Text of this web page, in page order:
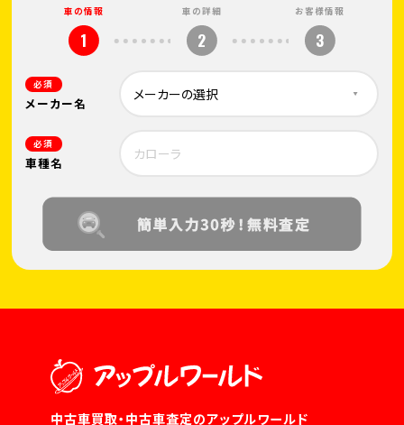
車の情報
1
車の詳細
2
お客様情報
3
必須
メーカー名
必須
車種名
中古車買取・中古車査定のアップルワールド